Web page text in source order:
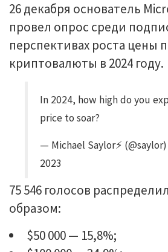
26 декабря основатель
провел опрос среди
перспективах роста цены
криптовалюты в 2024 году.
In 2024, how high do you
price to soar?
— Michael Saylor⚡️
2023
75 546 голосов
образом:
$50 000 — 15,8%;